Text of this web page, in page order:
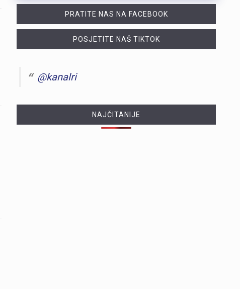
PRATITE NAS NA FACEBOOK
POSJETITE NAŠ TIKTOK
@kanalri
NAJČITANIJE